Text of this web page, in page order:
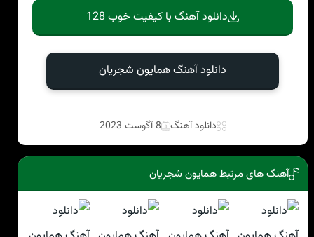
دانلود آهنگ با کیفیت خوب 128
دانلود آهنگ همایون شجریان
دانلود آهنگ 8 آگوست 2023
آهنگ های مرتبط همایون شجریان